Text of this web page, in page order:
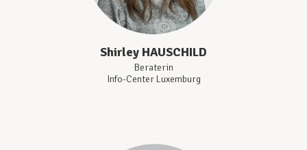
Shirley HAUSCHILD
Beraterin
Info-Center Luxemburg